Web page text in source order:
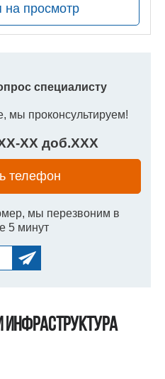
на просмотр
специалисту
мы проконсультируем!
-XX доб.XXX
телефон
мы перезвоним в
5 минут
инфраструктура